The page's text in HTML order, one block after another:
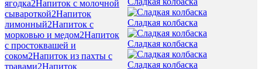
ягодка2Напиток с молочной
сывароткой2Напиток
лимонный2Напиток с
морковью и медом2Напиток
с простоквашей и
соком2Напиток из пахты с
травами2Напиток
Сладкая колбаска
Сладкая колбаска
Сладкая колбаска